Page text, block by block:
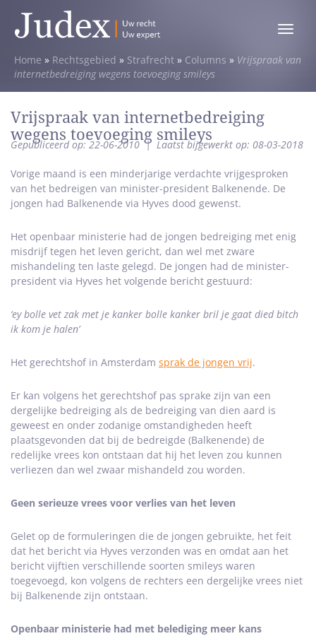
Toggle
Home » Rechtsgebied » Strafrecht » Columns » Vrijspraak van
internetbedreiging wegens toevoeging smileys
Vrijspraak van internetbedreiging
wegens toevoeging smileys
Gepubliceerd op: 22-06-2010| Laatst bijgewerkt op: 08-03-2018
Vorige maand is een minderjarige verdachte vrijgesproken
van het bedreigen van minister-president Balkenende. De
jongen had Balkenende via Hyves dood gewenst.
Het openbaar ministerie had de jongen bedreiging met enig
misdrijf tegen het leven gericht, dan wel met zware
mishandeling ten laste gelegd. De jongen had de minister-
president via Hyves het volgende bericht gestuurd:
‘ey bolle vet zak met je kanker bolle kanker bril je gaat died bitch
ik kom je halen’
Het gerechtshof in Amsterdam sprak de jongen vrij.
Er kan volgens het gerechtshof pas sprake zijn van een
dergelijke bedreiging als de bedreiging van dien aard is
geweest en onder zodanige omstandigheden heeft
plaatsgevonden dat bij de bedreigde (Balkenende) de
redelijke vrees kon ontstaan dat hij het leven zou kunnen
verliezen dan wel zwaar mishandeld zou worden.
Geen serieuze vrees voor verlies van het leven
Gelet op de formuleringen die de jongen gebruikte, het feit
dat het bericht via Hyves verzonden was en omdat aan het
bericht vijftien verschillende soorten smileys waren
toegevoegd, kon volgens de rechters een dergelijke vrees niet
bij Balkenende zijn ontstaan.
Openbaar ministerie had met belediging meer kans